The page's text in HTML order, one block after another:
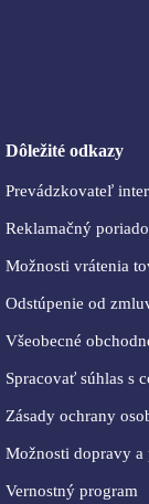
Dôležité odkazy
Prevádzkovateľ
Reklamačný
Možnosti vrátenia
Odstúpenie od
Všeobecné
Spracovať súhlas s
Zásady ochrany
Možnosti dopravy a
Vernostný program